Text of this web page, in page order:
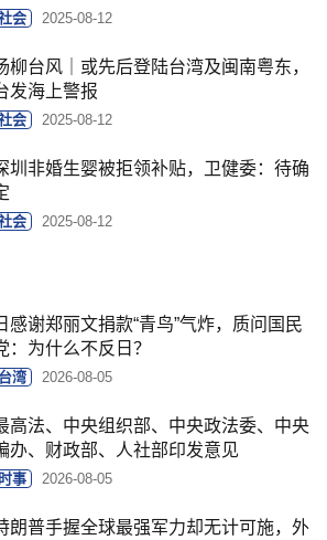
会 2025-08-12
柳台风｜或先后登陆台湾及闽南粤东，
发海上警报
会 2025-08-12
圳非婚生婴被拒领补贴，卫健委：待确
会 2025-08-12
感谢郑丽文捐款“青鸟”气炸，质问国民
：为什么不反日？
台湾 2026-08-05
高法、中央组织部、中央政法委、中央
办、财政部、人社部印发意见
时事 2026-08-05
朗普手握全球最强军力却无计可施，外